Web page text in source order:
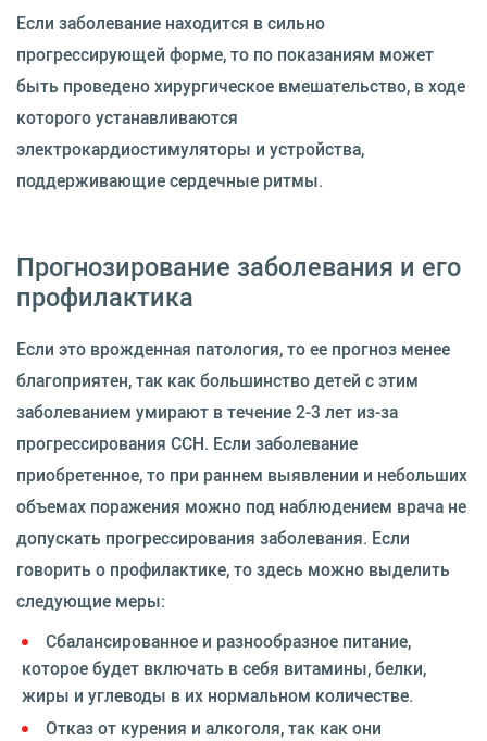
Если заболевание находится в сильно
прогрессирующей форме, то по показаниям может
быть проведено хирургическое вмешательство, в ходе
которого устанавливаются
электрокардиостимуляторы и устройства,
поддерживающие сердечные ритмы.
Прогнозирование заболевания и его
профилактика
Если это врожденная патология, то ее прогноз менее
благоприятен, так как большинство детей с этим
заболеванием умирают в течение 2-3 лет из-за
прогрессирования ССН. Если заболевание
приобретенное, то при раннем выявлении и небольших
объемах поражения можно под наблюдением врача не
допускать прогрессирования заболевания. Если
говорить о профилактике, то здесь можно выделить
следующие меры:
Сбалансированное и разнообразное питание,
которое будет включать в себя витамины, белки,
жиры и углеводы в их нормальном количестве.
Отказ от курения и алкоголя, так как они